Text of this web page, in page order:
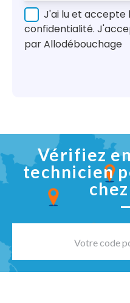
J'ai lu et accepte
confidentialité.
par Allodébouchage
Vérifiez
technicien